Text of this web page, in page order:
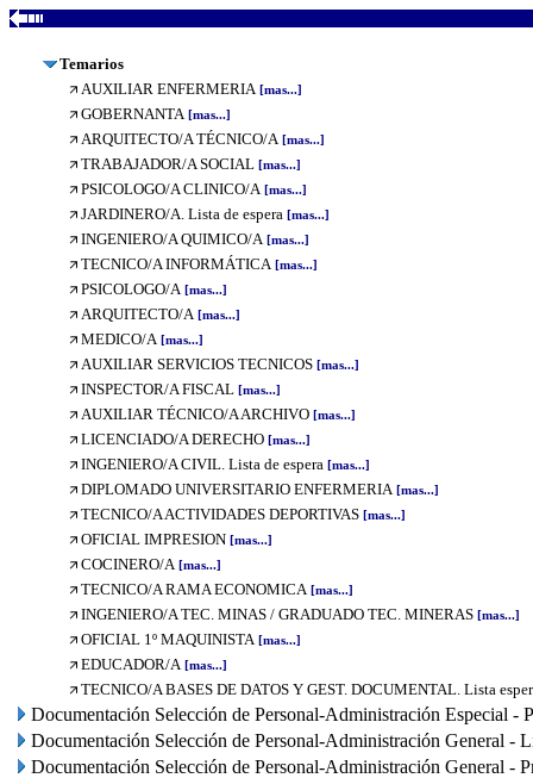
Temarios
AUXILIAR ENFERMERIA [mas...]
GOBERNANTA [mas...]
ARQUITECTO/A TÉCNICO/A [mas...]
TRABAJADOR/A SOCIAL [mas...]
PSICOLOGO/A CLINICO/A [mas...]
JARDINERO/A. Lista de espera [mas...]
INGENIERO/A QUIMICO/A [mas...]
TECNICO/A INFORMÁTICA [mas...]
PSICOLOGO/A [mas...]
ARQUITECTO/A [mas...]
MEDICO/A [mas...]
AUXILIAR SERVICIOS TECNICOS [mas...]
INSPECTOR/A FISCAL [mas...]
AUXILIAR TÉCNICO/A ARCHIVO [mas...]
LICENCIADO/A DERECHO [mas...]
INGENIERO/A CIVIL. Lista de espera [mas...]
DIPLOMADO UNIVERSITARIO ENFERMERIA [mas...]
TECNICO/A ACTIVIDADES DEPORTIVAS [mas...]
OFICIAL IMPRESION [mas...]
COCINERO/A [mas...]
TECNICO/A RAMA ECONOMICA [mas...]
INGENIERO/A TEC. MINAS / GRADUADO TEC. MINERAS [mas...]
OFICIAL 1º MAQUINISTA [mas...]
EDUCADOR/A [mas...]
TECNICO/A BASES DE DATOS Y GEST. DOCUMENTAL. Lista
Documentación Selección de Personal-Administración Especial -
Documentación Selección de Personal-Administración General -
Documentación Selección de Personal-Administración General -